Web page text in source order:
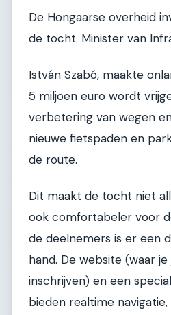
De Hongaarse overheid
de tocht. Minister van
István Szabó, maakte
5 miljoen euro wordt
verbetering van wegen
nieuwe fietspaden en
de route.
Dit maakt de tocht niet
ook comfortabeler voor
de deelnemers is er een
hand. De website (waar
inschrijven) en een
bieden realtime